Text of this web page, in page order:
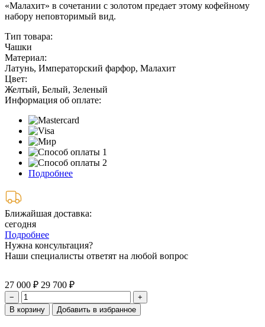
«Малахит» в сочетании с золотом предает этому кофейному
набору неповторимый вид.
Тип товара:
Чашки
Материал:
Латунь, Императорский фарфор, Малахит
Цвет:
Желтый, Белый, Зеленый
Информация об оплате:
Подробнее
Ближайшая доставка:
сегодня
Подробнее
Нужна консультация?
Наши специалисты ответят на любой вопрос
27 000 ₽ 29 700 ₽
−
+
В корзину
Добавить в избранное